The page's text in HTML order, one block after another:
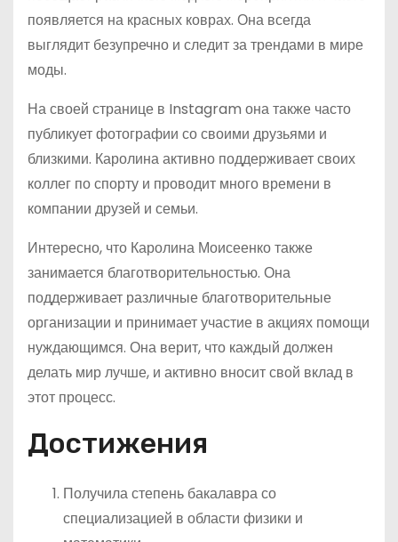
появляется на красных коврах. Она всегда
выглядит безупречно и следит за трендами в мире
моды.
На своей странице в Instagram она также часто
публикует фотографии со своими друзьями и
близкими. Каролина активно поддерживает своих
коллег по спорту и проводит много времени в
компании друзей и семьи.
Интересно, что Каролина Моисеенко также
занимается благотворительностью. Она
поддерживает различные благотворительные
организации и принимает участие в акциях помощи
нуждающимся. Она верит, что каждый должен
делать мир лучше, и активно вносит свой вклад в
этот процесс.
Достижения
Получила степень бакалавра со
специализацией в области физики и